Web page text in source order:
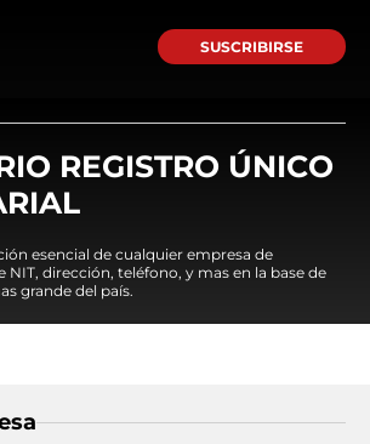
SUSCRIBIRSE
REGISTRO ÚNICO
esencial de cualquier empresa de
dirección, teléfono, y mas en la base de
grande del país.